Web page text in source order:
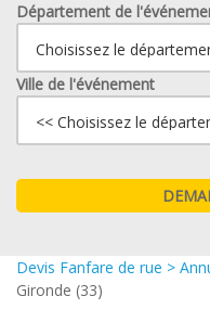
Département de
Ville de l'événement
Devis Fanfare de rue >
Gironde (33)